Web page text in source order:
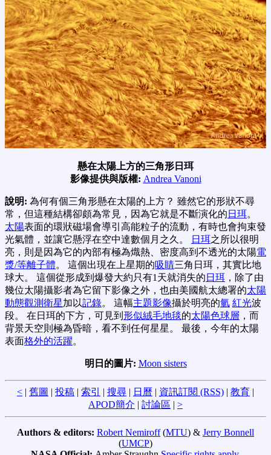
懸在太陽上方的三角形日珥
影像提供與版權: Andrea Vanoni
說明: 為何有個三角形懸在太陽的上方？ 雖然它的形狀不尋
常，但這種結構卻頗為常見，因為它就是不斷演化的 日珥。
太陽表面的環狀磁場會導引高能粒子的流動，有時也會拘束發
光氣體，並讓它懸浮在空中達數個月之久。
日珥之所以很明
亮，則是因為它的內部有極為熾熱、密度高到不透光的太陽電
漿/等離子體。 這個出現在上星期的吸睛三角日珥，其實比地
球大。 這個從形成到爆發大約只有1天就消失的 日珥 ，除了由
幾位太陽攝影者為它留下影像之外，也由美國航太總署的太陽
動態觀測衛星加以記錄。 這幅主題影像攝於明亮的氫 紅光波
段。 在日珥的下方，可見到 形似絨毛地毯的太陽色球層 ，而
背景天空則極為昏暗，看不到任何星星。 最後，今年的太陽
表面格外的活躍。
明日的圖片: Moon sisters
< | 舊圖 | 投稿 | 索引 | 搜尋 | 日曆 | 資訊訂閱 (RSS) | 教育 |
APOD簡介 | 討論區 | >
Authors & editors: Robert Nemiroff(MTU) & Jerry Bonnell
(UMCP)